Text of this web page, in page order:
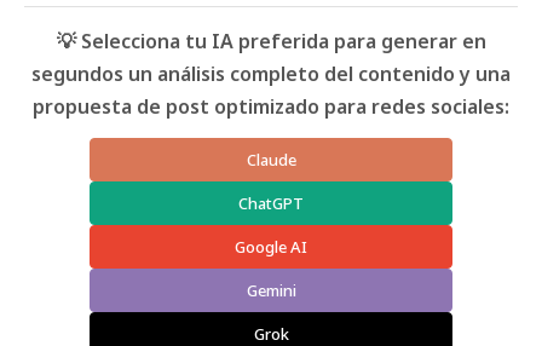
💡 Selecciona tu IA preferida para generar en
segundos un análisis completo del contenido y una
propuesta de post optimizado para redes sociales:
Claude
ChatGPT
Google AI
Gemini
Grok